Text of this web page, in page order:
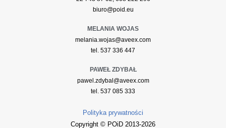
biuro@poid.eu
MELANIA WOJAS
melania.wojas@aveex.com
tel. 537 336 447
PAWEŁ ZDYBAŁ
pawel.zdybal@aveex.com
tel. 537 085 333
Polityka prywatności
Copyright © POiD 2013-2026